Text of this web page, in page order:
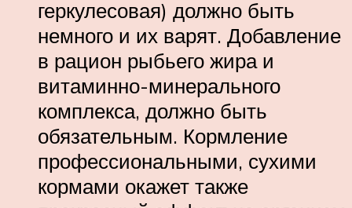
геркулесовая) должно быть
немного и их варят. Добавление
в рацион рыбьего жира и
витаминно-минерального
комплекса, должно быть
обязательным. Кормление
профессиональными, сухими
кормами окажет также